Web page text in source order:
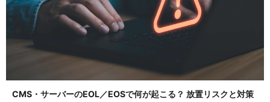
CMS・サーバーのEOL／EOSで何が起こる？ 放置リスクと対策